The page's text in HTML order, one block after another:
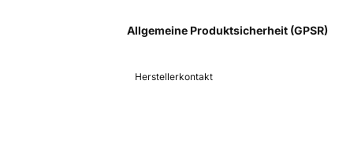
Allgemeine Produktsicherheit (GPSR)
Herstellerkontakt